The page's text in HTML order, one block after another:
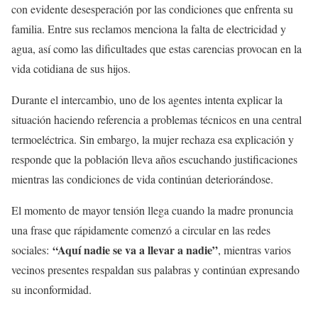
con evidente desesperación por las condiciones que enfrenta su
familia. Entre sus reclamos menciona la falta de electricidad y
agua, así como las dificultades que estas carencias provocan en la
vida cotidiana de sus hijos.
Durante el intercambio, uno de los agentes intenta explicar la
situación haciendo referencia a problemas técnicos en una central
termoeléctrica. Sin embargo, la mujer rechaza esa explicación y
responde que la población lleva años escuchando justificaciones
mientras las condiciones de vida continúan deteriorándose.
El momento de mayor tensión llega cuando la madre pronuncia
una frase que rápidamente comenzó a circular en las redes
sociales: “Aquí nadie se va a llevar a nadie”, mientras varios
vecinos presentes respaldan sus palabras y continúan expresando
su inconformidad.